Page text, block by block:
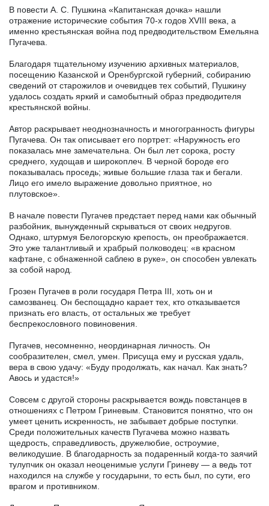
В повести А. С. Пушкина «Капитанская дочка» нашли
отражение исторические события 70-х годов XVIII века, а
именно крестьянская война под предводительством Емельяна
Пугачева.
Благодаря тщательному изучению архивных материалов,
посещению Казанской и Оренбургской губерний, собиранию
сведений от старожилов и очевидцев тех событий, Пушкину
удалось создать яркий и самобытный образ предводителя
крестьянской войны.
Автор раскрывает неоднозначность и многогранность фигуры
Пугачева. Он так описывает его портрет: «Наружность его
показалась мне замечательна. Он был лет сорока, росту
среднего, худощав и широкоплеч. В черной бороде его
показывалась проседь; живые большие глаза так и бегали.
Лицо его имело выражение довольно приятное, но
плутовское».
В начале повести Пугачев предстает перед нами как обычный
разбойник, вынужденный скрываться от своих недругов.
Однако, штурмуя Белогорскую крепость, он преображается.
Это уже талантливый и храбрый полководец: «в красном
кафтане, с обнаженной саблею в руке», он способен увлекать
за собой народ.
Грозен Пугачев в роли государя Петра III, хоть он и
самозванец. Он беспощадно карает тех, кто отказывается
признать его власть, от остальных же требует
беспрекословного повиновения.
Пугачев, несомненно, неординарная личность. Он
сообразителен, смел, умен. Присуща ему и русская удаль,
вера в свою удачу: «Буду продолжать, как начал. Как знать?
Авось и удастся!»
Совсем с другой стороны раскрывается вождь повстанцев в
отношениях с Петром Гриневым. Становится понятно, что он
умеет ценить искренность, не забывает добрые поступки.
Среди положительных качеств Пугачева можно назвать
щедрость, справедливость, дружелюбие, остроумие,
великодушие. В благодарность за подаренный когда-то заячий
тулупчик он оказал неоценимые услуги Гриневу — а ведь тот
находился на службе у государыни, то есть был, по сути, его
врагом и противником.